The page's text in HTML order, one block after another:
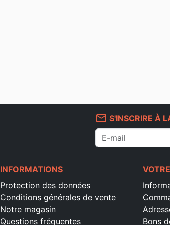
mail_outline S'INSCRIRE À
INFORMATIONS
Protection des données
Conditions générales de vente
Notre magasin
Questions fréquentes
Bons